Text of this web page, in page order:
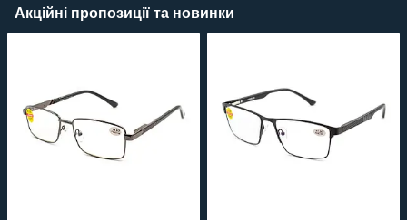
Акційні пропозиції та новинки